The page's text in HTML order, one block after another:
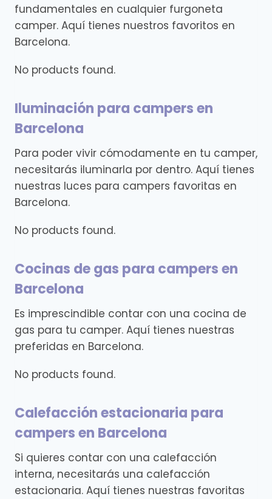
fundamentales en cualquier furgoneta
camper. Aquí tienes nuestros favoritos en
Barcelona.
No products found.
Iluminación para campers en
Barcelona
Para poder vivir cómodamente en tu camper,
necesitarás iluminarla por dentro. Aquí tienes
nuestras luces para campers favoritas en
Barcelona.
No products found.
Cocinas de gas para campers en
Barcelona
Es imprescindible contar con una cocina de
gas para tu camper. Aquí tienes nuestras
preferidas en Barcelona.
No products found.
Calefacción estacionaria para
campers en Barcelona
Si quieres contar con una calefacción
interna, necesitarás una calefacción
estacionaria. Aquí tienes nuestras favoritas